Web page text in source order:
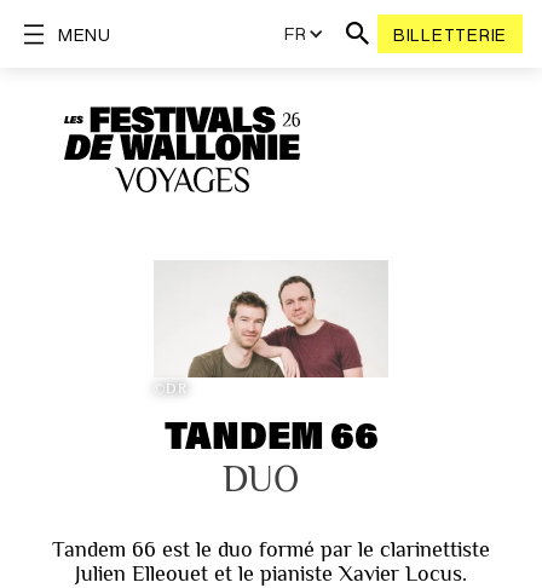
FR BILLETTERIE
MENU
©DR
TANDEM 66
DUO
Tandem 66 est le duo formé par le clarinettiste
Julien Elleouet et le pianiste Xavier Locus.